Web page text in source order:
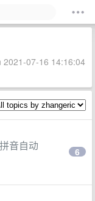
2021-07-16 14:16:04
音自动
6